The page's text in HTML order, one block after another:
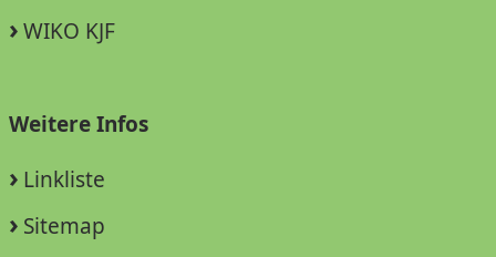
WIKO KJF
Weitere Infos
Linkliste
Sitemap